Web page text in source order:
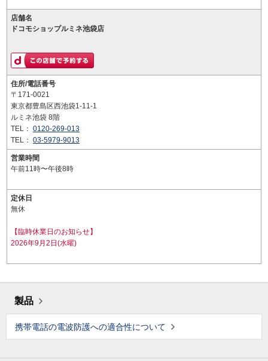
店舗名
ドコモショップルミネ池袋店
住所/電話番号
〒171-0021
東京都豊島区西池袋1-11-1
ルミネ池袋 8階
TEL： 0120-269-013
TEL： 03-5979-9013
営業時間
午前11時〜午後8時
定休日
無休
【臨時休業日のお知らせ】
2026年9月2日(水曜)
製品
携帯電話の電波防護への適合性について